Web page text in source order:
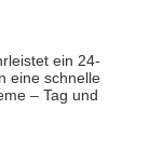
ein 24-
eine schnelle
– Tag und